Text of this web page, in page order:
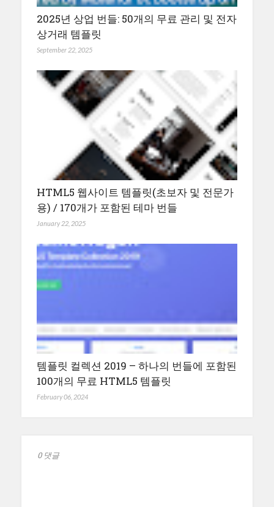
2025년 상업 번들: 50개의 무료 관리 및 전자
상거래 템플릿
September 22, 2025
HTML5 웹사이트 템플릿(초보자 및 전문가
용) / 170개가 포함된 테마 번들
January 22, 2025
템플릿 컬렉션 2019 – 하나의 번들에 포함된
100개의 무료 HTML5 템플릿
February 06, 2024
0 댓글